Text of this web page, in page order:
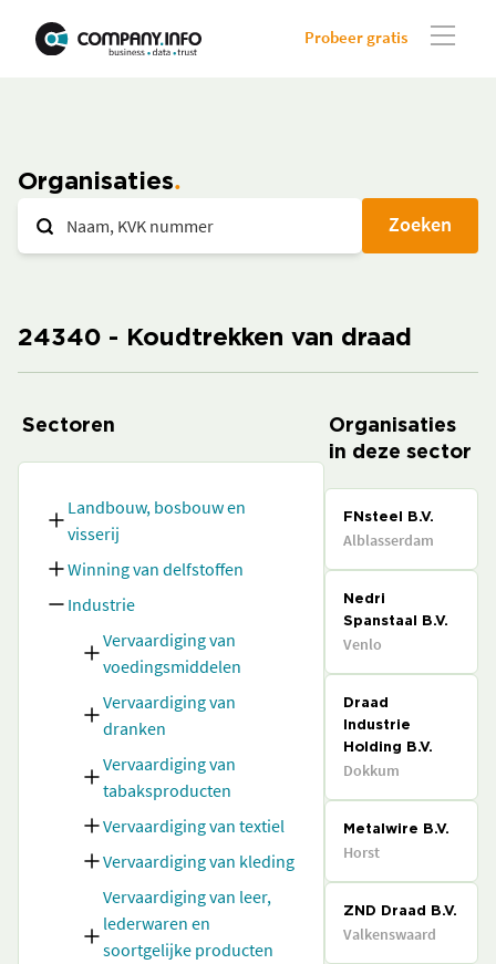
Probeer gratis
Organisaties
Zoeken
24340 - Koudtrekken van draad
Sectoren
Landbouw, bosbouw en
visserij
Winning van delfstoffen
Industrie
Vervaardiging van
voedingsmiddelen
Vervaardiging van
dranken
Vervaardiging van
tabaksproducten
Vervaardiging van textiel
Vervaardiging van kleding
Vervaardiging van leer,
lederwaren en
soortgelijke producten
Organisaties
in deze sector
FNsteel B.V.
Alblasserdam
Nedri
Spanstaal B.V.
Venlo
Draad
Industrie
Holding B.V.
Dokkum
Metalwire B.V.
Horst
ZND Draad B.V.
Valkenswaard